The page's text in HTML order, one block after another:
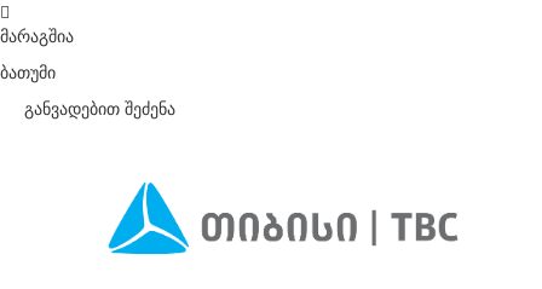
მარაგშია
ბათუმი
განვადებით შეძენა